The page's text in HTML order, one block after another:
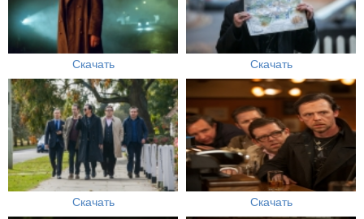
Скачать Скачать
Скачать Скачать